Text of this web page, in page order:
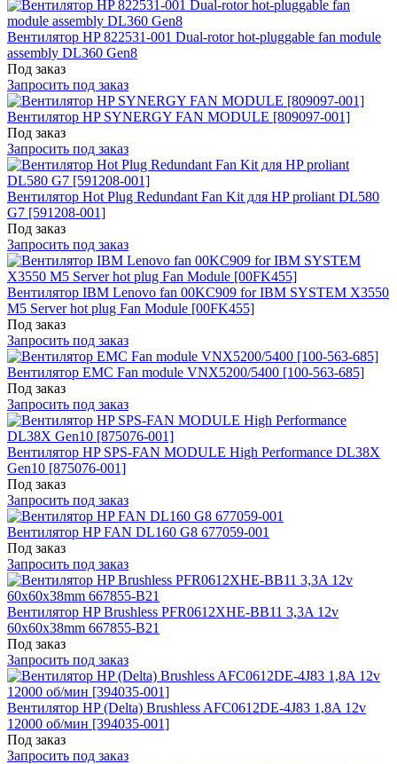
Вентилятор HP 822531-001 Dual-rotor hot-pluggable fan module
assembly DL360 Gen8
Под заказ
Запросить под заказ
Вентилятор HP SYNERGY FAN MODULE [809097-001]
Под заказ
Запросить под заказ
Вентилятор Hot Plug Redundant Fan Kit для HP proliant DL580
G7 [591208-001]
Под заказ
Запросить под заказ
Вентилятор IBM Lenovo fan 00KC909 for IBM SYSTEM X3550
M5 Server hot plug Fan Module [00FK455]
Под заказ
Запросить под заказ
Вентилятор EMC Fan module VNX5200/5400 [100-563-685]
Под заказ
Запросить под заказ
Вентилятор HP SPS-FAN MODULE High Performance DL38X
Gen10 [875076-001]
Под заказ
Запросить под заказ
Вентилятор HP FAN DL160 G8 677059-001
Под заказ
Запросить под заказ
Вентилятор HP Brushless PFR0612XHE-BB11 3,3A 12v
60x60x38mm 667855-B21
Под заказ
Запросить под заказ
Вентилятор HP (Delta) Brushless AFC0612DE-4J83 1,8A 12v
12000 об/мин [394035-001]
Под заказ
Запросить под заказ